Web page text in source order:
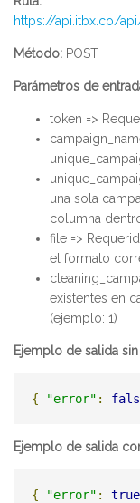
https://api.itbx.co/
Método: POST
Parámetros de
token =>
una sola
columna
file =>
el formato
existentes en
(ejemplo: 1)
Ejemplo de salida
{ "error" :
Ejemplo de salida
{ "error" : true